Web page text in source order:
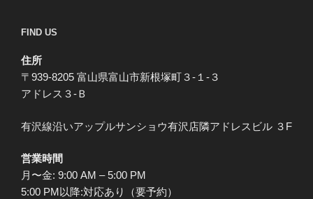
FIND US
住所
〒939-8205 富山県富山市新根塚町３-１-３
アドレス３-Ｂ
有沢線沿いアップルサンショウ有沢店隣アドレスビル ３F
営業時間
月〜金: 9:00 AM – 5:00 PM
5:00 PM以降:対応あり（要予約）